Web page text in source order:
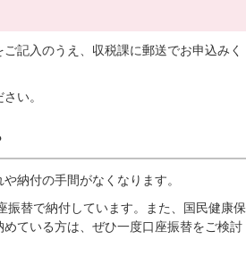
記入のうえ、収税課に郵送でお申込みく
い。
納付の手間がなくなります。
替で納付しています。また、国民健康保
ている方は、ぜひ一度口座振替をご検討